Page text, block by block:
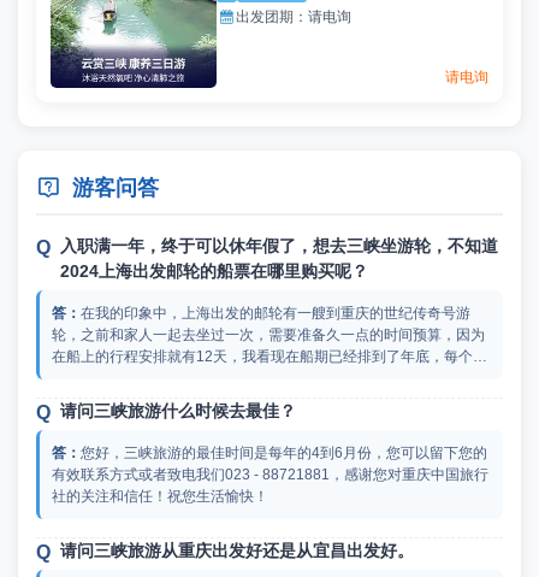
出发团期：请电询
请电询
 游客问答
入职满一年，终于可以休年假了，想去三峡坐游轮，不知道
2024上海出发邮轮的船票在哪里购买呢？
在我的印象中，上海出发的邮轮有一艘到重庆的世纪传奇号游
轮，之前和家人一起去坐过一次，需要准备久一点的时间预算，因为
在船上的行程安排就有12天，我看现在船期已经排到了年底，每个月
中旅三峡游轮的网站上查一下今年最近上海出发邮轮的时间表，我妈
当时提前了一两个月买的票，因为就怕最后没有票会影响其他的行程
安排。
请问三峡旅游什么时候去最佳？
您好，三峡旅游的最佳时间是每年的4到6月份，您可以留下您的
有效联系方式或者致电我们023 - 88721881，感谢您对重庆中国旅行
社的关注和信任！祝您生活愉快！
请问三峡旅游从重庆出发好还是从宜昌出发好。